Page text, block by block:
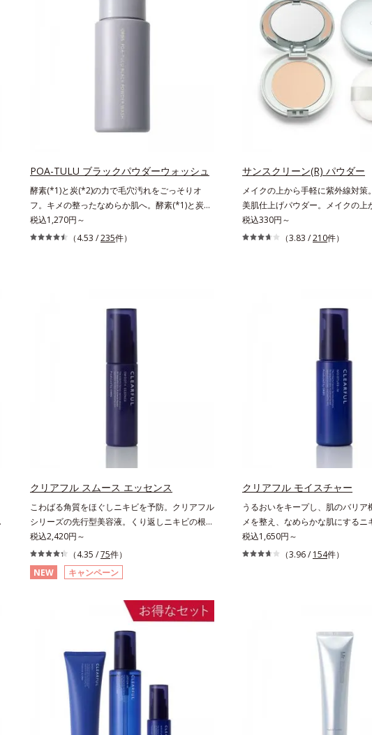
POA-TULU ブラックパウダーウォッシュ
酵素(*1)と炭(*2)の力で毛穴汚れをごっそりオ
フ。キメの整ったなめらか肌へ。酵素(*1)と炭
(*2)の力で毛穴汚れをしっかり落とす、パウダー
タイプの酵素洗顔料です。皮脂やたんぱく質と汚
解。炭が無数の毛穴に入り込み、溶けた汚れをパ
ワフルに吸着してすっきり落とします。さらに浸
穴を引きしめ、キメの整ったなめらかな肌に洗い
上げます。ツブツブ入りのパウダーが泡立てネッ
トのように空気を含ませるので、簡単に泡立てら
れます。濃密うるおい泡を洗い流したあとは大人
の肌もつっぱりにくく、使うたびに毛穴の目立ち
ラつきが気になるところにもお使いいただけま
す。*1 プロテアーゼ、パパイン、リパーゼ配合
チン酸アスコルビルリン酸3Na配合＝肌を引き締
め、キメを整える成分*5 皮脂・汚れの除去によ
る
税込1,270円～
（4.53 /235件）
サンスクリーン(R) パウダー
メイクの上から手軽に紫外線対策
美肌仕上げパウダー。メイクの上
に紫外線対策ができるUVカットパ
す。“素肌のようななめらかな軽さ”
らも、素肌のような透明美肌を叶
ムースヴェールパウダー(*1)」に
の球状粉体(*2)が凹凸を埋めて、
反射して、すっぴん肌のようなナ
感を演出します。また、皮脂を吸
とりパウダー(*3)」を配合し、く
防いでサラサラ肌が長時間続きま
はの軽いつけごこちで、日焼け止
ープルーフ(*4)だから、レジャー
くれます。*1 シリカ、セルロース
*2 シリカ6種類、セルロース*3 シ
脂を吸着する粉体*4 化粧持ち性能
税込330円～
（3.83 /210件）
クリアフル スムース エッセンス
こわばる角質をほぐしニキビを予防。クリアフル
シリーズの先行型美容液。くり返しニキビの根本
原因と毛穴の両方にアプローチする、薬用ニキビ
スキンケア「クリアフルシリーズ」の先行型美容
液です。こわばった角質をやわらかくほぐし、毛
穴詰まりの起こりにくいなめらかな肌へ。化粧水
を目指します。またクリアフルシリーズに配合さ
れているのと同じ、5種の和漢植物由来成分や
「ナノVCショットカプセル」を採用。化粧水前
に塗るだけの簡単ケアで、ゴワつきや肌荒れ、ニ
キビを予防します。【ご使用ステップ】洗顔の
後、化粧水の前にお使いいただく先行型美容液で
す。※敏感肌対象パッチテスト済（すべての人に
皮膚刺激がおきないというわけではありません）
※アレルギーテスト済＝全ての方にアレルギーが
税込2,420円～
（4.35 /75件）
NEW
キャンペーン
クリアフル モイスチャー
うるおいをキープし、肌のバリア
メを整え、なめらかな肌にするニ
液。「ニキビをくり返してしまう
が気になる」「マスク生活であご
りながらうるおいを与え、バリア
キビができにくい肌を目指します
ンC誘導体をはじめとした5種の整
成る「ナノVCショットカプセル」
立ちをしっかりケア(*3)して、ゆ
税込1,650円～
（3.96 / 154件）